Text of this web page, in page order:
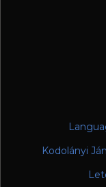
Kodolányi